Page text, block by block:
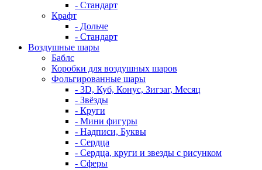
- Стандарт
Крафт
- Дольче
- Стандарт
Воздушные шары
Баблс
Коробки для воздушных шаров
Фольгированные шары
- 3D, Куб, Конус, Зигзаг, Месяц
- Звёзды
- Круги
- Мини фигуры
- Надписи, Буквы
- Сердца
- Сердца, круги и звезды с рисунком
- Сферы